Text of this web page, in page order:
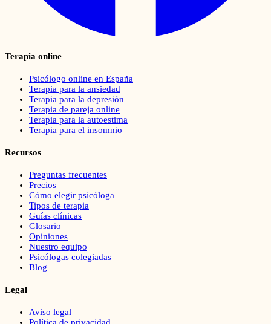
Terapia online
Psicólogo online en España
Terapia para la ansiedad
Terapia para la depresión
Terapia de pareja online
Terapia para la autoestima
Terapia para el insomnio
Recursos
Preguntas frecuentes
Precios
Cómo elegir psicóloga
Tipos de terapia
Guías clínicas
Glosario
Opiniones
Nuestro equipo
Psicólogas colegiadas
Blog
Legal
Aviso legal
Política de privacidad